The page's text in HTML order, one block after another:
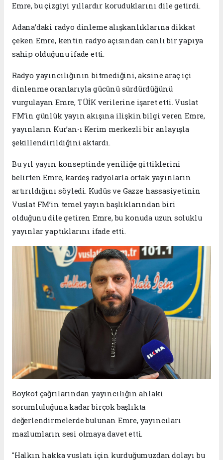
Emre, bu çizgiyi yıllardır koruduklarını dile getirdi.
Adana’daki radyo dinleme alışkanlıklarına dikkat
çeken Emre, kentin radyo açısından canlı bir yapıya
sahip olduğunu ifade etti.
Radyo yayıncılığının bitmediğini, aksine araç içi
dinlenme oranlarıyla gücünü sürdürdüğünü
vurgulayan Emre, TÜİK verilerine işaret etti. Vuslat
FM’in günlük yayın akışına ilişkin bilgi veren Emre,
yayınların Kur’an-ı Kerim merkezli bir anlayışla
şekillendirildiğini aktardı.
Bu yıl yayın konseptinde yeniliğe gittiklerini
belirten Emre, kardeş radyolarla ortak yayınların
artırıldığını söyledi. Kudüs ve Gazze hassasiyetinin
Vuslat FM’in temel yayın başlıklarından biri
olduğunu dile getiren Emre, bu konuda uzun soluklu
yayınlar yaptıklarını ifade etti.
Boykot çağrılarından yayıncılığın ahlaki
sorumluluğuna kadar birçok başlıkta
değerlendirmelerde bulunan Emre, yayıncıları
mazlumların sesi olmaya davet etti.
"Halkın hakka vuslatı için kurduğumuzdan dolayı bu